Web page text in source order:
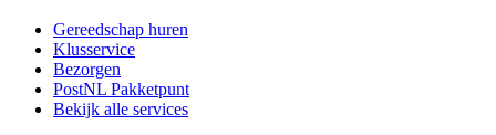
Gereedschap huren
Klusservice
Bezorgen
PostNL Pakketpunt
Bekijk alle services